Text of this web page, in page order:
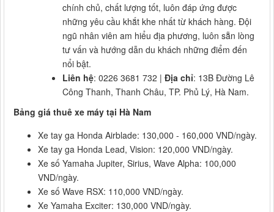
chính chủ, chất lượng tốt, luôn đáp ứng được
những yêu cầu khắt khe nhất từ khách hàng. Đội
ngũ nhân viên am hiểu địa phương, luôn sẵn lòng
tư vấn và hướng dẫn du khách những điểm đến
nổi bật.
Liên hệ: 0226 3681 732 | Địa chỉ: 13B Đường Lê
Công Thanh, Thanh Châu, TP. Phủ Lý, Hà Nam.
Bảng giá thuê xe máy tại Hà Nam
Xe tay ga Honda Airblade: 130,000 - 160,000 VND/ngày.
Xe tay ga Honda Lead, Vision: 120,000 VND/ngày.
Xe số Yamaha Jupiter, Sirius, Wave Alpha: 100,000
VND/ngày.
Xe số Wave RSX: 110,000 VND/ngày.
Xe Yamaha Exciter: 130,000 VND/ngày.